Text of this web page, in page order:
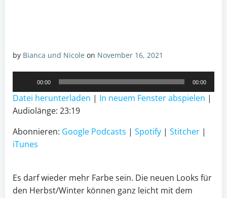
by Bianca und Nicole on November 16, 2021
Player
00:00 00:00
Datei herunterladen | In neuem Fenster abspielen |
Audiolänge: 23:19
Abonnieren: Google Podcasts | Spotify | Stitcher |
iTunes
Es darf wieder mehr Farbe sein. Die neuen Looks für
den Herbst/Winter können ganz leicht mit dem